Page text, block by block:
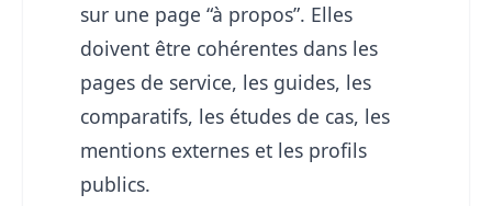
sur une page “à propos”. Elles
doivent être cohérentes dans les
pages de service, les guides, les
comparatifs, les études de cas, les
mentions externes et les profils
publics.